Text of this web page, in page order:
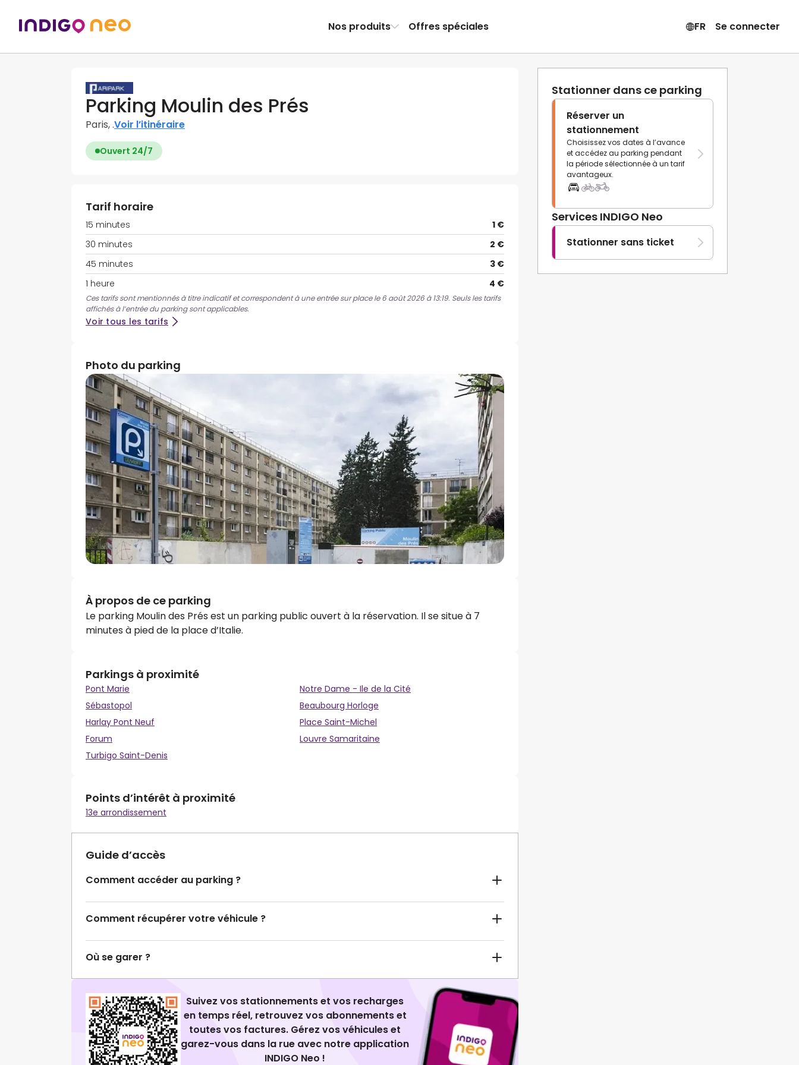
Nos produits Offres spéciales FR Se connecter
Parking Moulin des Prés
Paris, .Voir l’itinéraire
Ouvert 24/7
Stationner dans ce parking
Réserver un
stationnement
Choisissez vos dates à l’avance
et accédez au parking pendant
la période sélectionnée à un tarif
avantageux.
Services INDIGO Neo
Stationner sans ticket
Tarif horaire
15 minutes
1 €
30 minutes
2 €
45 minutes
3 €
1 heure
4 €
Ces tarifs sont mentionnés à titre indicatif et correspondent à une entrée sur place le 6 août 2026 à 13:19. Seuls les tarifs
affichés à l’entrée du parking sont applicables.
Voir tous les tarifs
Photo du parking
À propos de ce parking
Le parking Moulin des Prés est un parking public ouvert à la réservation. Il se situe à 7
minutes à pied de la place d’Italie.
Parkings à proximité
Pont Marie
Notre Dame - Ile de la Cité
Sébastopol
Beaubourg Horloge
Harlay Pont Neuf
Place Saint-Michel
Forum
Louvre Samaritaine
Turbigo Saint-Denis
Points d’intérêt à proximité
13e arrondissement
Guide d’accès
Comment accéder au parking ?
Comment récupérer votre véhicule ?
Où se garer ?
Suivez vos stationnements et vos recharges
en temps réel, retrouvez vos abonnements et
toutes vos factures. Gérez vos véhicules et
garez-vous dans la rue avec notre application
INDIGO Neo !